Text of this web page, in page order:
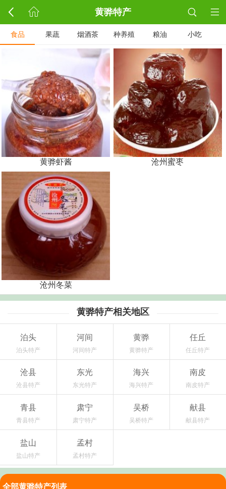
黄骅特产
食品 果蔬 烟酒茶 种养殖 粮油 小吃
黄骅虾酱 沧州蜜枣
沧州冬菜
黄骅特产相关地区
泊头
泊头特产
河间
河间特产
黄骅
黄骅特产
任丘
任丘特产
沧县
沧县特产
东光
东光特产
海兴
海兴特产
南皮
南皮特产
青县
青县特产
肃宁
肃宁特产
吴桥
吴桥特产
献县
献县特产
盐山
盐山特产
孟村
孟村特产
全部黄骅特产列表